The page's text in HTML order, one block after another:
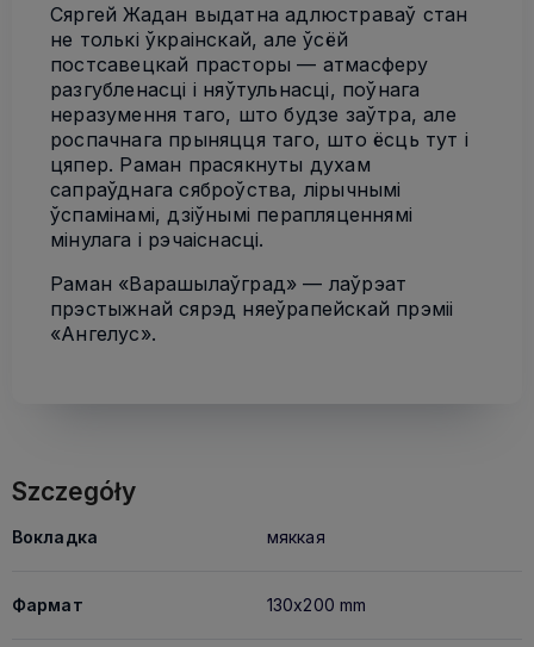
Сяргей Жадан выдатна адлюстраваў стан
не толькі ўкраінскай, але ўсёй
постсавецкай прасторы — атмасферу
разгубленасці і няўтульнасці, поўнага
неразумення таго, што будзе заўтра, але
роспачнага прыняцця таго, што ёсць тут і
цяпер. Раман прасякнуты духам
сапраўднага сяброўства, лірычнымі
ўспамінамі, дзіўнымі перапляценнямі
мінулага і рэчаіснасці.
Раман «Варашылаўград» — лаўрэат
прэстыжнай сярэд­ няеўрапейскай прэміі
«Ангелус».
Szczegóły
Вокладка мяккая
Фармат 130x200 mm